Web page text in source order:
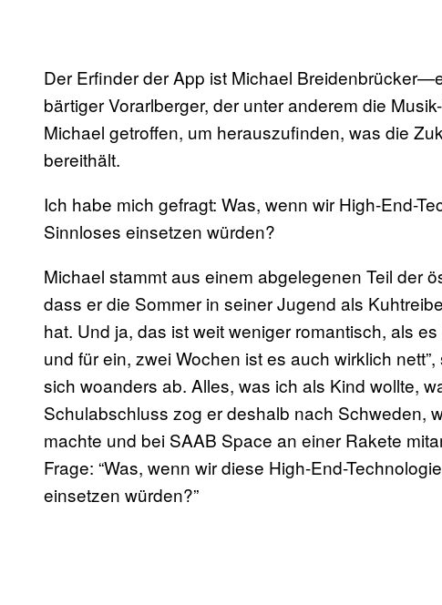
Der Erfinder der App ist Michael
bärtiger Vorarlberger, der unter anderem die
Michael getroffen, um herauszufinden, was die
bereithält.
Ich habe mich gefragt: Was, wenn wir High-End-
Sinnloses einsetzen würden?
Michael stammt aus einem abgelegenen Teil der
dass er die Sommer in seiner Jugend als
hat. Und ja, das ist weit weniger romantisch, als
und für ein, zwei Wochen ist es auch wirklich
sich woanders ab. Alles, was ich als Kind wollte,
Schulabschluss zog er deshalb nach Schweden,
machte und bei SAAB Space an einer Rakete
Frage: “Was, wenn wir diese High-End-
einsetzen würden?”